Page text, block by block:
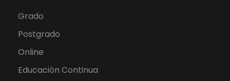
Grado
Postgrado
Online
Educación Continua